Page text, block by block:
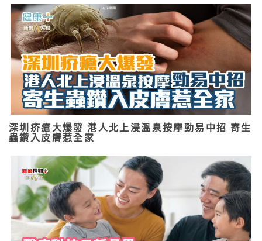
深圳疥瘡大爆發 港人北上浸溫泉按摩勁易中招 寄生
蟲鑽入皮膚惹全家